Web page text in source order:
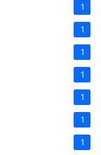
1
1
1
1
1
1
1